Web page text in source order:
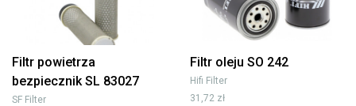
Filtr powietrza
bezpiecznik SL 83027
SF Filter
Filtr oleju SO 242
Hifi Filter
31,72 zł